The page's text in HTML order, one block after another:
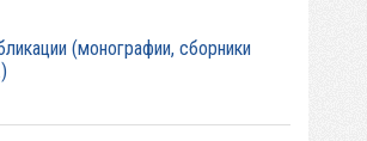
(монографии, сборники